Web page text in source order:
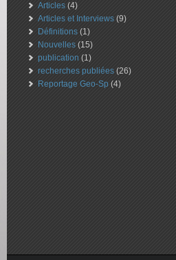
Articles (4)
Articles et Interviews (9)
Définitions (1)
Nouvelles (15)
publication (1)
recherches publiées (26)
Reportage Geo-Sp (4)